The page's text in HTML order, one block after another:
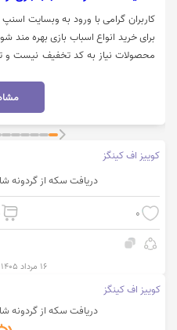
برای خرید انواع اسباب بازی بهره مند
محصولات نیاز به کد تخفیف نیست و
کوییز اف کینگز
دریافت سکه از گردونه
0
۱۶ مرداد ۱۴۰۵ ساعت ۱۵:۰۰
کوییز اف کینگز
دریافت سکه از گردونه